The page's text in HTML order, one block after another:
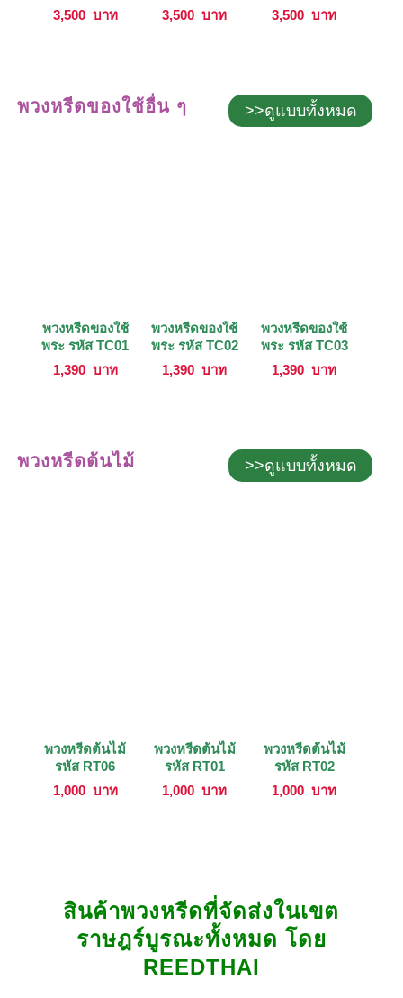
3,500 บาท 3,500 บาท 3,500 บาท
พวงหรีดของใช้อื่น ๆ >>ดูแบบทั้งหมด
พวงหรีดของใช้
พระ รหัส TC01
1,390 บาท
พวงหรีดของใช้
พระ รหัส TC02
1,390 บาท
พวงหรีดของใช้
พระ รหัส TC03
1,390 บาท
พวงหรีดต้นไม้ >>ดูแบบทั้งหมด
พวงหรีดต้นไม้
รหัส RT06
1,000 บาท
พวงหรีดต้นไม้
รหัส RT01
1,000 บาท
พวงหรีดต้นไม้
รหัส RT02
1,000 บาท
สินค้าพวงหรีดที่จัดส่งในเขต
ราษฎร์บูรณะทั้งหมด โดย
REEDTHAI